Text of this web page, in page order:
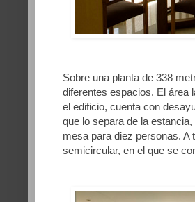
Sobre una planta de 338
diferentes espacios. El área
el edificio, cuenta con
que lo separa de la
mesa para diez personas.
semicircular, en el que se